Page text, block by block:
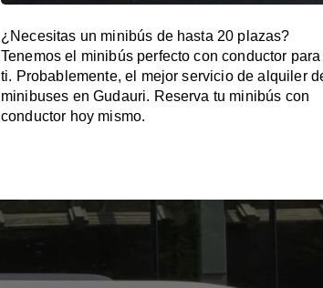
¿Necesitas un minibús de hasta 20 plazas?
Tenemos el minibús perfecto con conductor para
ti. Probablemente, el mejor servicio de alquiler
minibuses en Gudauri. Reserva tu minibús con
conductor hoy mismo.